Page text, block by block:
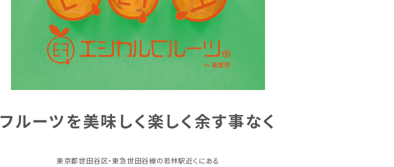
フルーツを美味しく楽しく余す事なく
東京都世田谷区・東急世田谷線の若林駅近くにある